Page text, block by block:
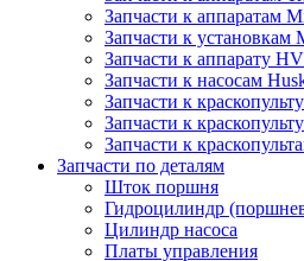
Запчасти к аппаратам
Запчасти к установкам
Запчасти к аппарату
Запчасти к насосам
Запчасти к
Запчасти к
Запчасти к
Запчасти по деталям
Шток поршня
Гидроцилиндр
Цилиндр насоса
Платы управления